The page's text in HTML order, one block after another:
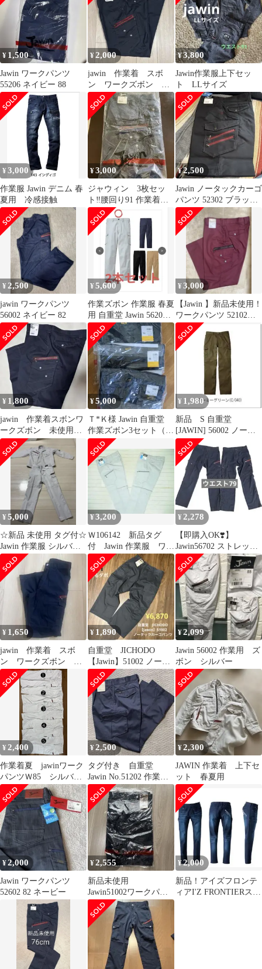
¥ 1,500
Jawin ワークパンツ
55206 ネイビー 88
¥2,000
jawin 作業着 スボ
ン ワークズボン 新
品 52102 ネイビー
¥3,800
Jawin作業服上下セッ
ト LLサイズ
¥3,000
作業服 Jawin デニム 春
夏用 冷感接触
¥3,000
ジャウィン 3枚セッ
ト‼️腰回り91 作業着
ほぼ未使用ズボン
¥2,500
Jawin ノータックカーゴ
パンツ 52302 ブラック
85
¥ 2,500
jawin ワークパンツ
56002 ネイビー 82
¥ 5,600
作業ズボン 作業服 春夏
用 自重堂 Jawin 56202
91cm 2本
¥3,000
【Jawin 】新品未使用！
ワークパンツ 52102
（秋冬）
¥ 1,800
jawin 作業着スボンワ
ークズボン 未使用
52102 ネイビーウエス
ト101㎝
¥5,000
Ｔ*Ｋ様 Jawin 自重堂
作業ズボン3セット（夏
夏冬） 作業服 サイズ
76
¥ 1,980
新品 S 自重堂
[JAWIN] 56002 ノータ
ックカーゴパンツ
¥5,000
☆新品 未使用 タグ付☆
Jawin 作業服 シルバー
Lサイズ
¥3,200
Ｗ106142 新品タグ
付 Jawin 作業服 ワー
クパンツ ２本セッ
ト W82
¥ 2,278
【即購入OK❣️】
Jawin56702 ストレッチ
ノータックカーゴパン
ツ 汚れあり
¥ 1,650
jawin 作業着 スボ
ン ワークズボン 新
品 56002 ネイビー
¥ 1,890
自重堂 JICHODO
【Jawin】51002 ノータ
ックカーゴパンツ
¥2,099
Jawin 56002 作業用 ズ
ボン シルバー
¥ 2,400
作業着夏 jawinワーク
パンツＷ85 シルバー5
本セット
¥2,500
タグ付き 自重堂
Jawin No.51202 作業
着 ワークパンツ 85
¥2,300
JAWIN 作業着 上下セ
ット 春夏用
¥2,000
Jawin ワークパンツ
52602 82 ネービー
¥2,555
新品未使用
Jawin51002ワークパン
ツ
¥2,000
新品！アイズフロンテ
ィアI'Z FRONTIERスト